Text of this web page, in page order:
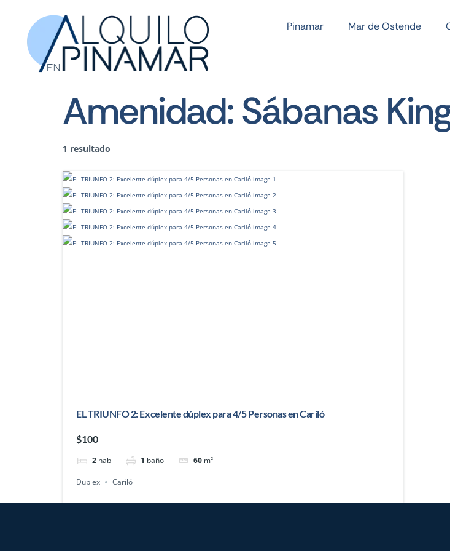
Pinamar Mar de Ostende
Amenidad:Sábanas
1 resultado
EL TRIUNFO 2: Excelente dúplex para 4/5 Personas en Cariló
$100
2 hab 1 baño 60 m²
Duplex Cariló